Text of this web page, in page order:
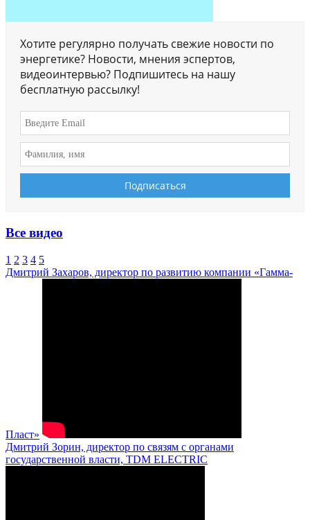
Хотите регулярно получать свежие новости по
энергетике? Новости, мнения эспертов,
видеоинтервью? Подпишитесь на нашу
бесплатную рассылку!
Все видео
1 2 3 4 5
Дмитрий Захаров, директор по развитию компании «Гамма-
Пласт»
Дмитрий Зорин, директор по связям с органами
государственной власти, TDM ELECTRIC